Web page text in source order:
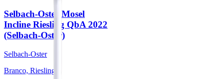
Selbach-Oster Mosel
Incline Riesling QbA 2022
(Selbach-Oster)
Selbach-Oster
Branco, Riesling